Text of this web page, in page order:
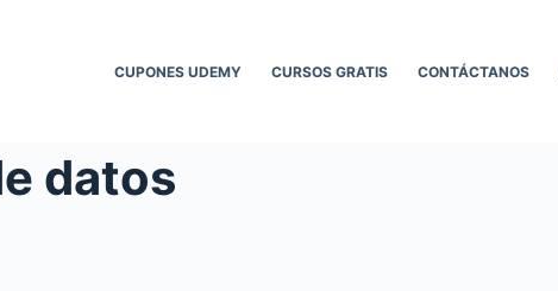
CUPONES UDEMY CURSOS GRATIS CONTÁCTANOS
datos